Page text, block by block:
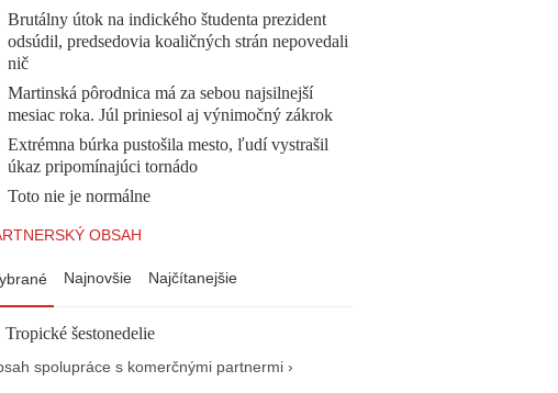
Brutálny útok na indického študenta prezident
odsúdil, predsedovia koaličných strán nepovedali
nič
Martinská pôrodnica má za sebou najsilnejší
mesiac roka. Júl priniesol aj výnimočný zákrok
Extrémna búrka pustošila mesto, ľudí vystrašil
úkaz pripomínajúci tornádo
Toto nie je normálne
OBSAH
Najnovšie Najčítanejšie
Tropické šestonedelie
spolupráce s komerčnými partnermi ›